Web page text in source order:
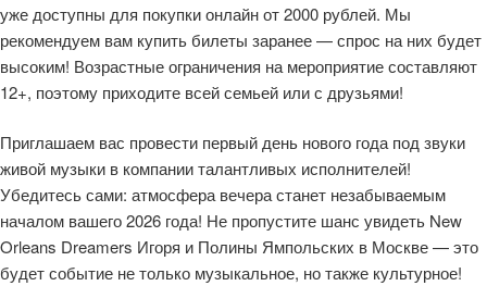
уже доступны для покупки онлайн от 2000 рублей. Мы
рекомендуем вам купить билеты заранее — спрос на них будет
высоким! Возрастные ограничения на мероприятие составляют
12+, поэтому приходите всей семьей или с друзьями!
Приглашаем вас провести первый день нового года под звуки
живой музыки в компании талантливых исполнителей!
Убедитесь сами: атмосфера вечера станет незабываемым
началом вашего 2026 года! Не пропустите шанс увидеть New
Orleans Dreamers Игоря и Полины Ямпольских в Москве — это
будет событие не только музыкальное, но также культурное!